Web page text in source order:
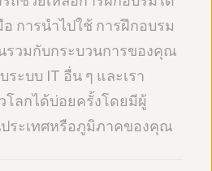
การนำไปใช้ การฝึกอบรม
รวมกับกระบวนการของคุณ
ะบบ IT อื่น ๆ และเรา
โลกได้บ่อยครั้งโดยมีผู้
ระเทศหรือภูมิภาคของคุณ